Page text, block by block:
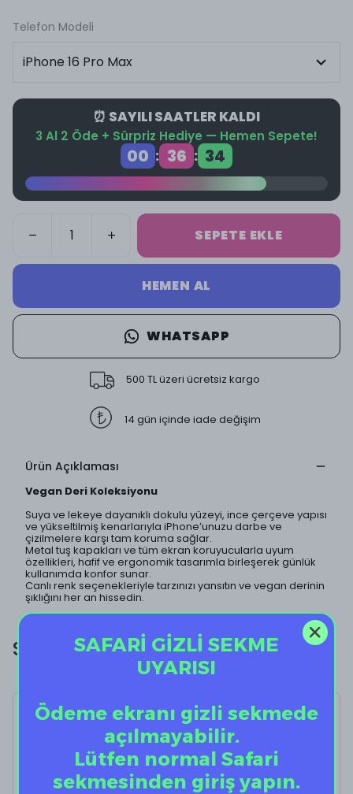
Telefon Modeli
⏰ SAYILI SAATLER KALDI
3 Al 2 Öde + Sürpriz Hediye — Hemen Sepete!
00 : 36 : 34
SEPETE EKLE
HEMEN AL
WHATSAPP
500 TL üzeri ücretsiz kargo
14 gün içinde iade değişim
Ürün Açıklaması
Vegan Deri Koleksiyonu
Suya ve lekeye dayanıklı dokulu yüzeyi, ince çerçeve yapısı
ve yükseltilmiş kenarlarıyla iPhone’unuzu darbe ve
çizilmelere karşı tam koruma sağlar.
Metal tuş kapakları ve tüm ekran koruyucularla uyum
özellikleri, hafif ve ergonomik tasarımla birleşerek günlük
kullanımda konfor sunar.
Canlı renk seçenekleriyle tarzınızı yansıtın ve vegan derinin
şıklığını her an hissedin.
SİZE ÖZEL EKSTRA İNDİRİM!
Pink Check VG
%40
₺ 1,199.00 ₺ 719.40
SAFARİ GİZLİ SEKME
UYARISI
Ödeme ekranı gizli sekmede
açılmayabilir.
Lütfen normal Safari
sekmesinden giriş yapın.